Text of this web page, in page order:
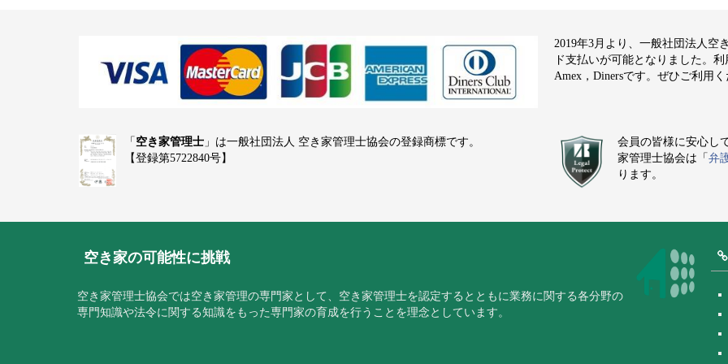
2019年3月より、一般社団法人空
ド支払いが可能となりました。
Amex，Dinersです。ぜひご利用
「 空き家管理士 」は一般社団法人 空き家管理士協会の登録商標です。
【登録第5722840号】
会員の皆様に安心し
家管理士協会は「 弁
ります。
空き家の可能性に挑戦
空き家管理士協会では空き家管理の専門家として、空き家管理士を認定するとともに業務に関する各分野の
専門知識や法令に関する知識をもった専門家の育成を行うことを理念としています。